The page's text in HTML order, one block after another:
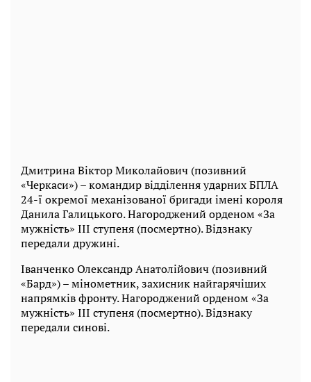
Дмитрина Віктор Миколайович (позивний
«Черкаси») – командир відділення ударних БПЛА
24-ї окремої механізованої бригади імені короля
Данила Галицького. Нагороджений орденом «За
мужність» III ступеня (посмертно). Відзнаку
передали дружині.
Іванченко Олександр Анатолійович (позивний
«Бард») – мінометник, захисник найгарячіших
напрямків фронту. Нагороджений орденом «За
мужність» III ступеня (посмертно). Відзнаку
передали синові.